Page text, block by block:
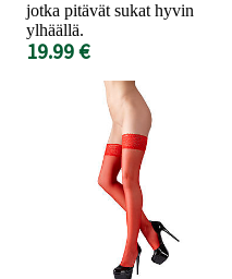
jotka pitävät sukat hyvin
ylhäällä.
19.99 €